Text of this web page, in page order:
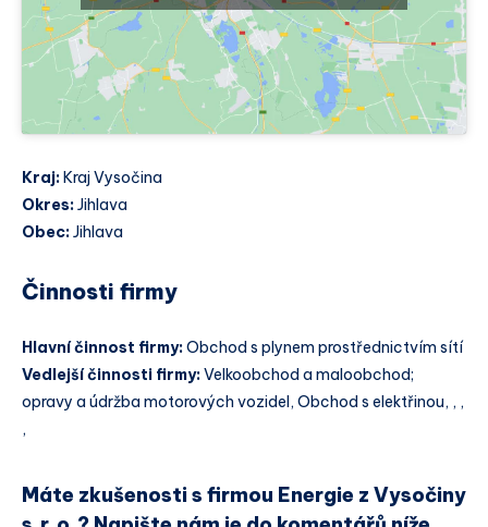
Kraj: Kraj Vysočina
Okres:Jihlava
Obec:Jihlava
Činnosti firmy
Hlavní činnost firmy:Obchod s plynem prostřednictvím sítí
Vedlejší činnosti firmy:Velkoobchod a maloobchod;
opravy a údržba motorových vozidel, Obchod s elektřinou, , ,
,
Máte zkušenosti s firmou Energie z Vysočiny